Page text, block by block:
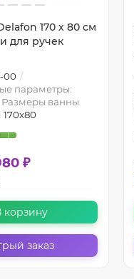
170 х 80 см
для ручек
00
параметры:
Размеры ванны
₽
корзину
заказ